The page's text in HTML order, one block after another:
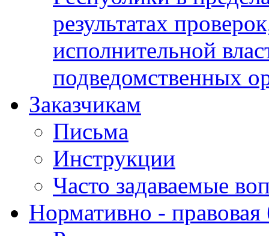
результатах
исполнительной
подведомственных
Заказчикам
Письма
Инструкции
Часто задаваемые
Нормативно - правовая